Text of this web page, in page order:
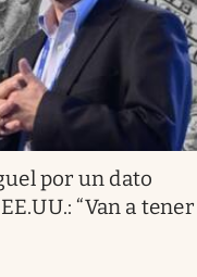
por un dato
“Van a tener